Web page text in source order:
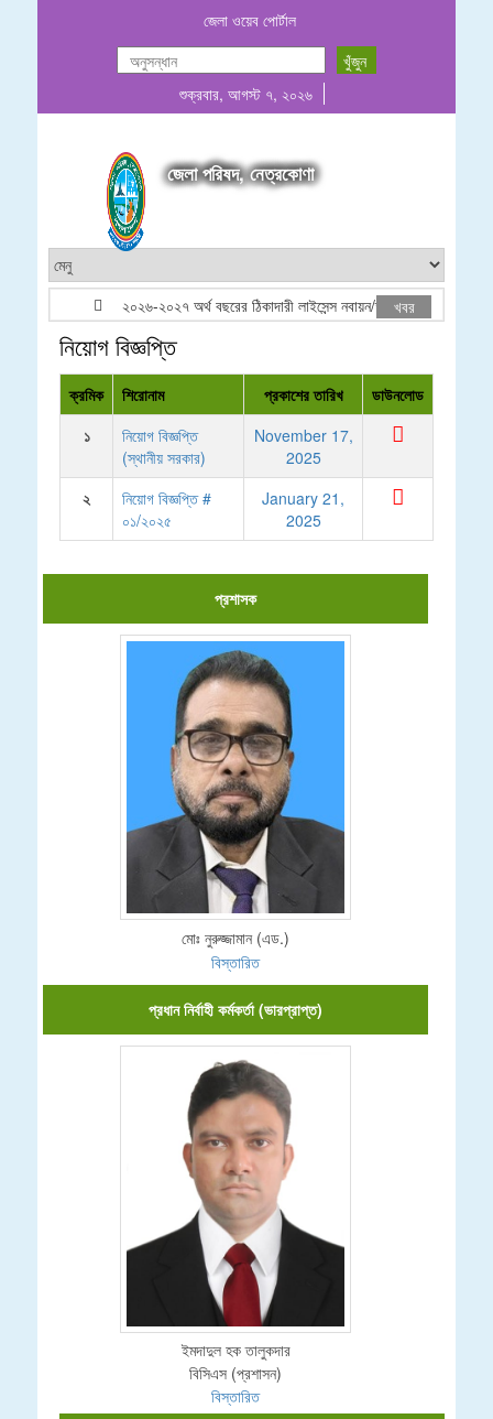
জেলা ওয়েব পোর্টাল
শুক্রবার, আগস্ট ৭, ২০২৬
জেলা পরিষদ, নেত্রকোণা
২০২৬-২০২৭ অর্থ বছরের ঠিকাদারী লাইসেন্স নবায়ন/তালিকাভূক্তি বিজ্ঞপ্তি
খবর
নিয়োগ বিজ্ঞপ্তি
ক্রমিক শিরোনাম প্রকাশের তারিখ
ডাউনলোড
১
নিয়োগ বিজ্ঞপ্তি
(স্থানীয় সরকার)
November 17,
2025
২
নিয়োগ বিজ্ঞপ্তি #
০১/২০২৫
January 21,
2025
প্রশাসক
মোঃ নুরুজ্জামান (এড.)
বিস্তারিত
প্রধান নির্বাহী কর্মকর্তা (ভারপ্রাপ্ত)
ইমদাদুল হক তালুকদার
বিসিএস (প্রশাসন)
বিস্তারিত